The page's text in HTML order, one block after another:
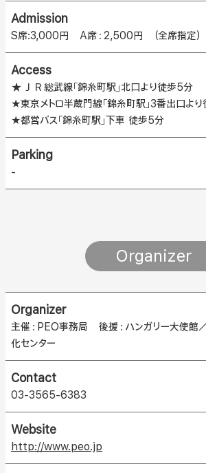
Admission
S席:3,000円 A席：2,500円 （全席指定）
Access
★ＪＲ総武線「錦糸町駅」北口より徒歩5分
★東京メトロ半蔵門線「錦糸町駅」3番出口よ
★都営バス「錦糸町駅」下車 徒歩5分
Parking
-
Organizer
Organizer
主催：PEO事務局 後援：ハンガリー大使館／
化センター
Contact
03-3565-6383
Website
http://www.peo.jp